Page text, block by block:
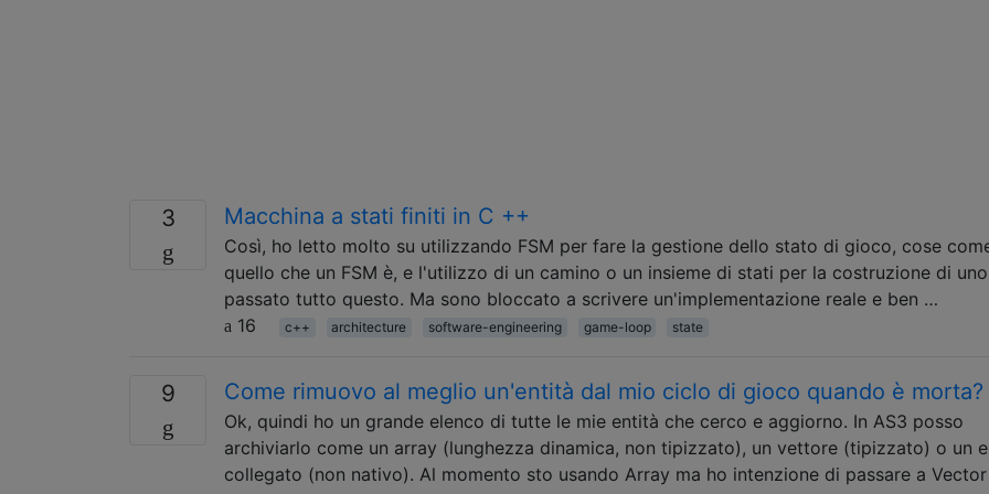
3 Macchina a stati finiti in C ++
Così, ho letto molto su utilizzando FSM per fare la gestione dello stato di gioco, cose
quello che un FSM è, e l'utilizzo di un camino o un insieme di stati per la costruzione di
passato tutto questo. Ma sono bloccato a scrivere un'implementazione reale e ben …
16
c++ architecture software-engineering game-loop state
9 Come rimuovo al meglio un'entità dal mio ciclo di gioco quando è morta?
Ok, quindi ho un grande elenco di tutte le mie entità che cerco e aggiorno. In AS3 posso
archiviarlo come un array (lunghezza dinamica, non tipizzato), un vettore (tipizzato) o un
collegato (non nativo). Al momento sto usando Array ma ho intenzione di passare a